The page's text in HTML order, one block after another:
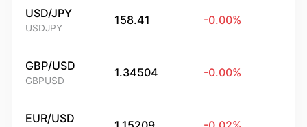
USD/JPY
USDJPY
158.41 -0.00%
GBP/USD
GBPUSD
1.34504 -0.00%
EUR/USD